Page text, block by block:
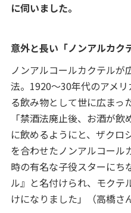
に伺いました。
意外と長い「ノンアルカク
ノンアルコールカクテルが
法。1920～30年代のアメ
る飲み物として世に広まっ
「禁酒法廃止後、お酒が
に飲めるようにと、ザクロ
を合わせたノンアルコール
時の有名な子役スターにち
ル』と名付けられ、モクテ
けになりました」（高橋さ